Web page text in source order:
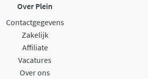
Over Plein
Contactgegevens
Zakelijk
Affiliate
Vacatures
Over ons